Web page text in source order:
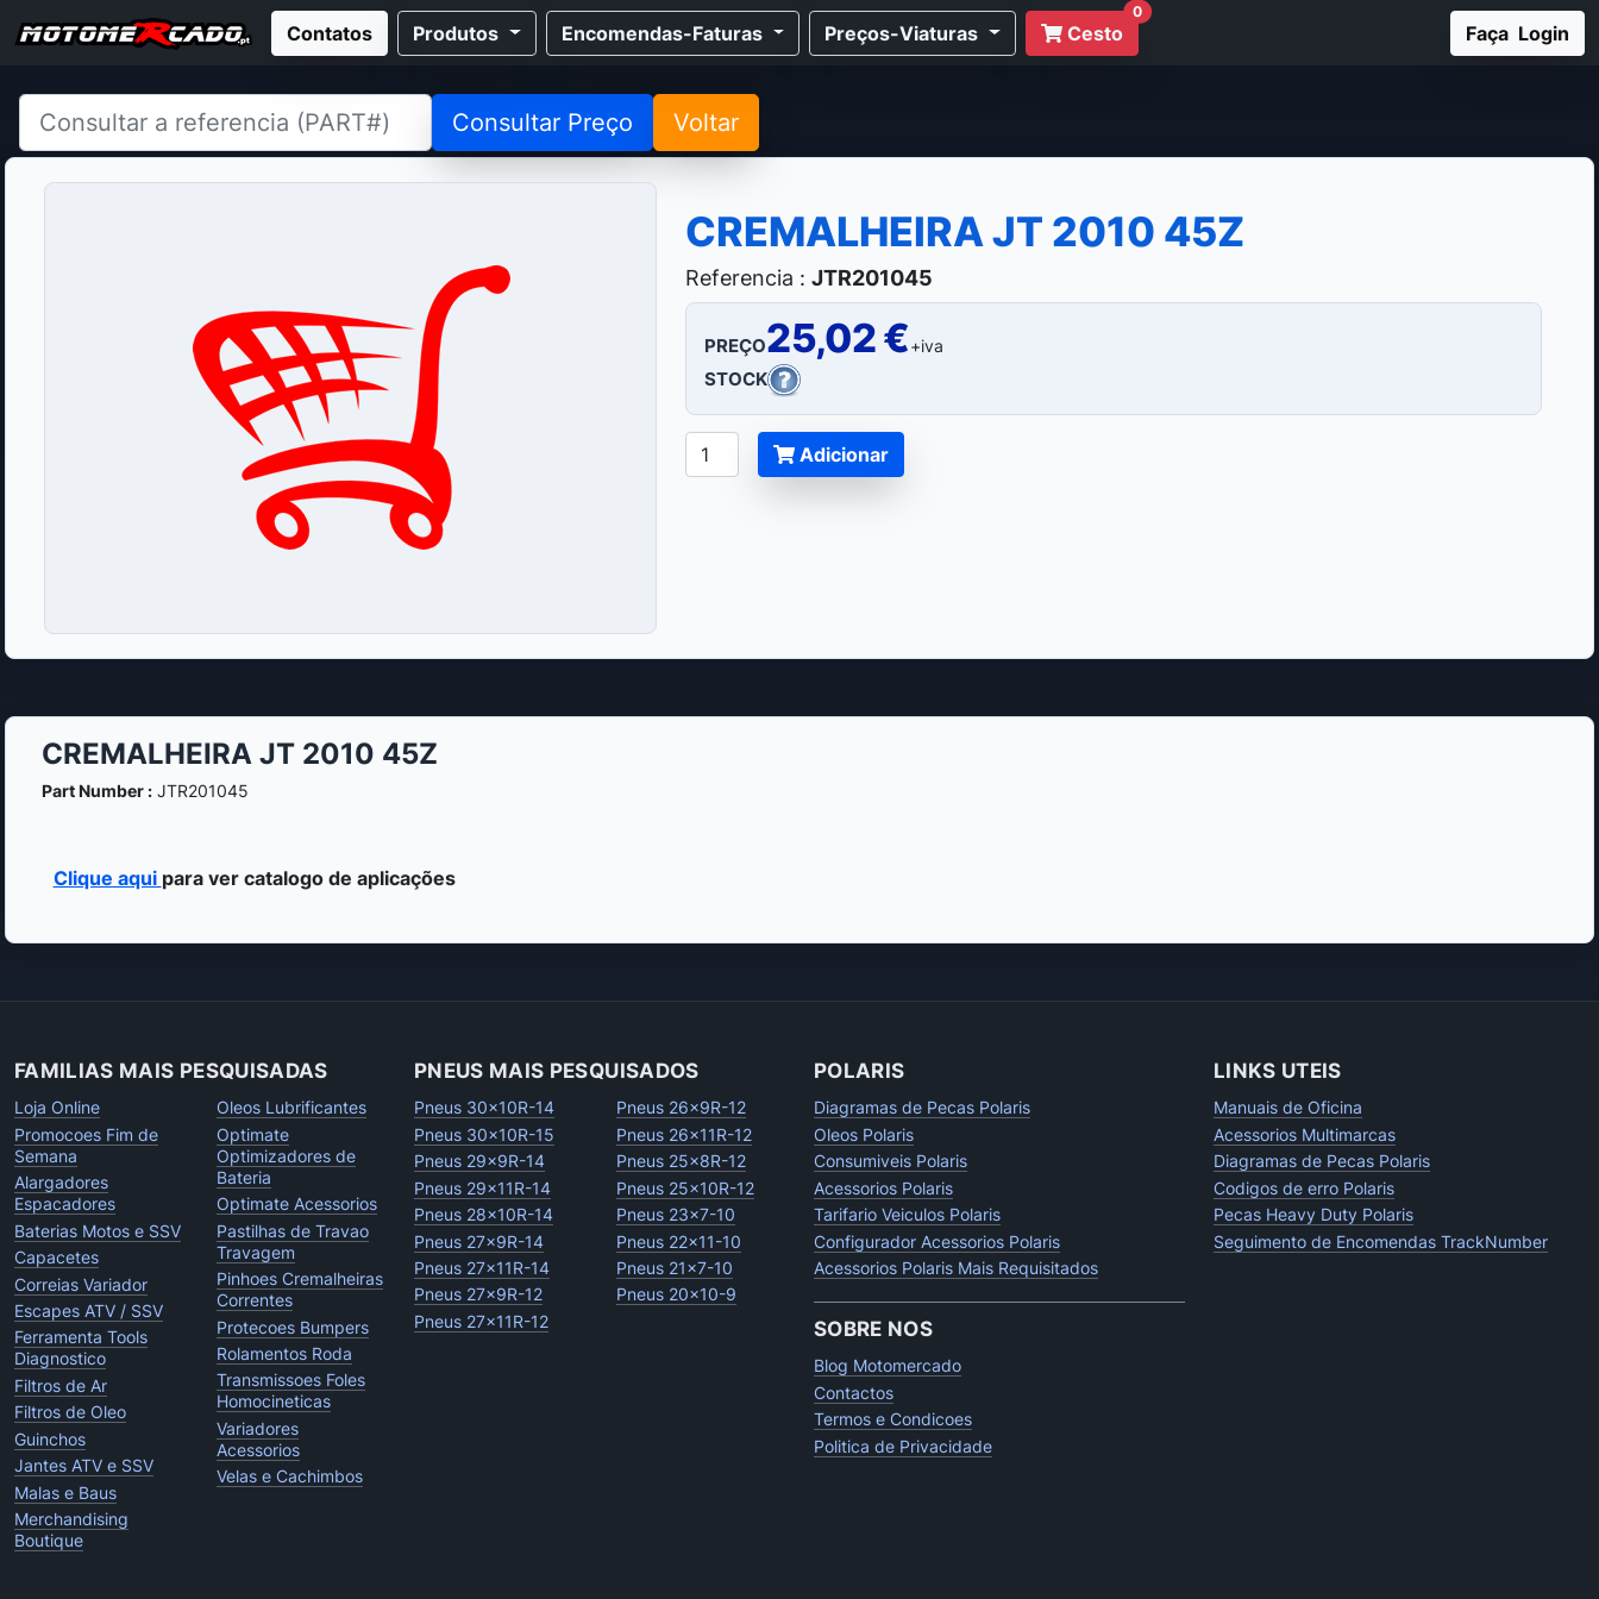
Contatos Produtos Encomendas-Faturas Preços-Viaturas Cesto
0
Faça Login
Consultar Preço Voltar
CREMALHEIRA JT 2010 45Z
Referencia : JTR201045
PREÇO25,02 €+iva
STOCK
Adicionar
CREMALHEIRA JT 2010 45Z
Part Number :JTR201045
Clique aqui para ver catalogo de aplicações
FAMILIAS MAIS PESQUISADAS
Loja Online
Promocoes Fim de
Semana
Alargadores
Espacadores
Baterias Motos e SSV
Capacetes
Correias Variador
Escapes ATV / SSV
Ferramenta Tools
Diagnostico
Filtros de Ar
Filtros de Oleo
Guinchos
Jantes ATV e SSV
Malas e Baus
Merchandising
Boutique
Oleos Lubrificantes
Optimate
Optimizadores de
Bateria
Optimate Acessorios
Pastilhas de Travao
Travagem
Pinhoes Cremalheiras
Correntes
Protecoes Bumpers
Rolamentos Roda
Transmissoes Foles
Homocineticas
Variadores
Acessorios
Velas e Cachimbos
PNEUS MAIS PESQUISADOS
Pneus 30x10R-14
Pneus 30x10R-15
Pneus 29x9R-14
Pneus 29x11R-14
Pneus 28x10R-14
Pneus 27x9R-14
Pneus 27x11R-14
Pneus 27x9R-12
Pneus 27x11R-12
Pneus 26x9R-12
Pneus 26x11R-12
Pneus 25x8R-12
Pneus 25x10R-12
Pneus 23x7-10
Pneus 22x11-10
Pneus 21x7-10
Pneus 20x10-9
POLARIS
Diagramas de Pecas Polaris
Oleos Polaris
Consumiveis Polaris
Acessorios Polaris
Tarifario Veiculos Polaris
Configurador Acessorios Polaris
Acessorios Polaris Mais Requisitados
SOBRE NOS
Blog Motomercado
Contactos
Termos e Condicoes
Politica de Privacidade
LINKS UTEIS
Manuais de Oficina
Acessorios Multimarcas
Diagramas de Pecas Polaris
Codigos de erro Polaris
Pecas Heavy Duty Polaris
Seguimento de Encomendas TrackNumber